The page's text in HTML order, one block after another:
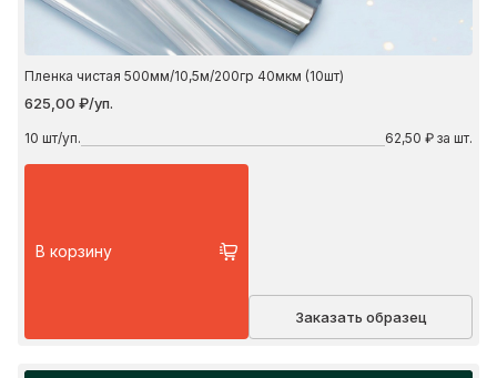
Пленка чистая 500мм/10,5м/200гр 40мкм (10шт)
625,00 ₽/уп.
10 шт/уп. 62,50 ₽ за шт.
В корзину
Заказать образец